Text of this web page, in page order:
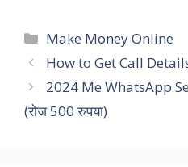
Categories
Make Money Online
How to Get Call
2024 Me WhatsApp
(रोज 500 रुपया)